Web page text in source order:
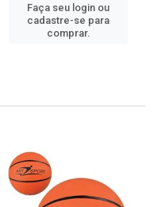
Faça seu login ou
cadastre-se para
comprar.